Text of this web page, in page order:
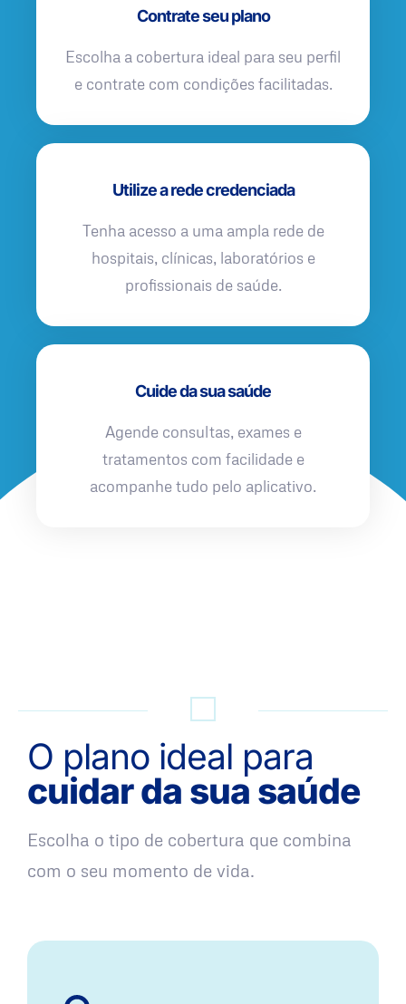
Contrate seu plano
Escolha a cobertura ideal para seu perfil
e contrate com condições facilitadas.
Utilize a rede credenciada
Tenha acesso a uma ampla rede de
hospitais, clínicas, laboratórios e
profissionais de saúde.
Cuide da sua saúde
Agende consultas, exames e
tratamentos com facilidade e
acompanhe tudo pelo aplicativo.
O plano ideal para
cuidar da sua saúde
Escolha o tipo de cobertura que combina
com o seu momento de vida.